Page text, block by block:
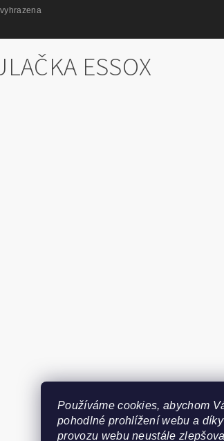
ESSOX
Používáme cookies, abychom
pohodlné prohlížení webu a
provozu webu neustále